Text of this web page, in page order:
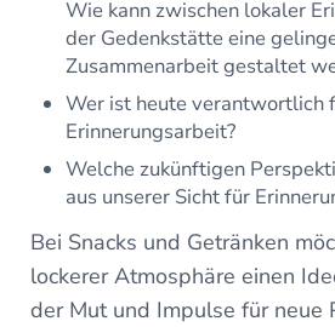
Wie kann zwischen lokaler
der Gedenkstätte eine
Zusammenarbeit gestaltet
Wer ist heute verantwortlich
Erinnerungsarbeit?
Welche zukünftigen
aus unserer Sicht für
Bei Snacks und Getränken
lockerer Atmosphäre einen
der Mut und Impulse für neue